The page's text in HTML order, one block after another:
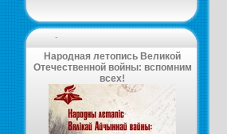
-
Народная летопись Великой
Отечественной войны: вспомним
всех!